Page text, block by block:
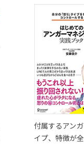
付属するアン
イプ、特徴が